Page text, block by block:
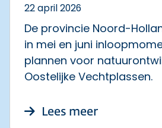
22 april 2026
De provincie Noord-
in mei en juni
plannen voor
Oostelijke Vechtplassen.
Lees meerover